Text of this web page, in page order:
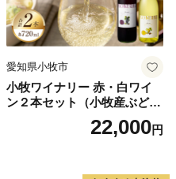
愛知県小牧市
小牧ワイナリー 赤・白ワイ
ン２本セット（小牧産ぶどう
22,000円